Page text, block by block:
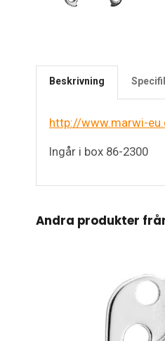
Beskrivning
http://www.marwi-
Ingår i box 86-2300
Andra produkter